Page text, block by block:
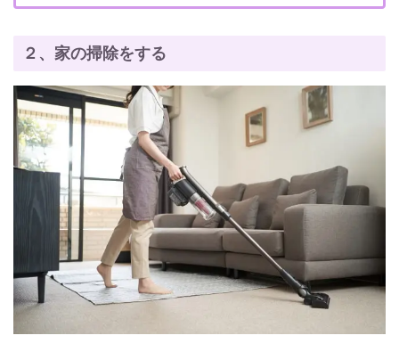
２、家の掃除をする